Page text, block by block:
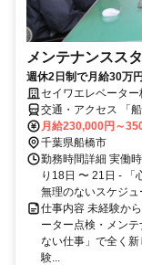
メンテナンスス
週休2日制で月給30万
セイワエレベーター
交通・アクセス 「
月給230,000円～
千葉県船橋市
勤務時間詳細 実働
り18日 〜 21日 - 「
無理のないスケジュ
仕事内容 未経験か
ーター点検・メン
ない仕事」で全く
験...